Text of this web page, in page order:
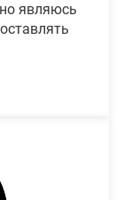
являюсь